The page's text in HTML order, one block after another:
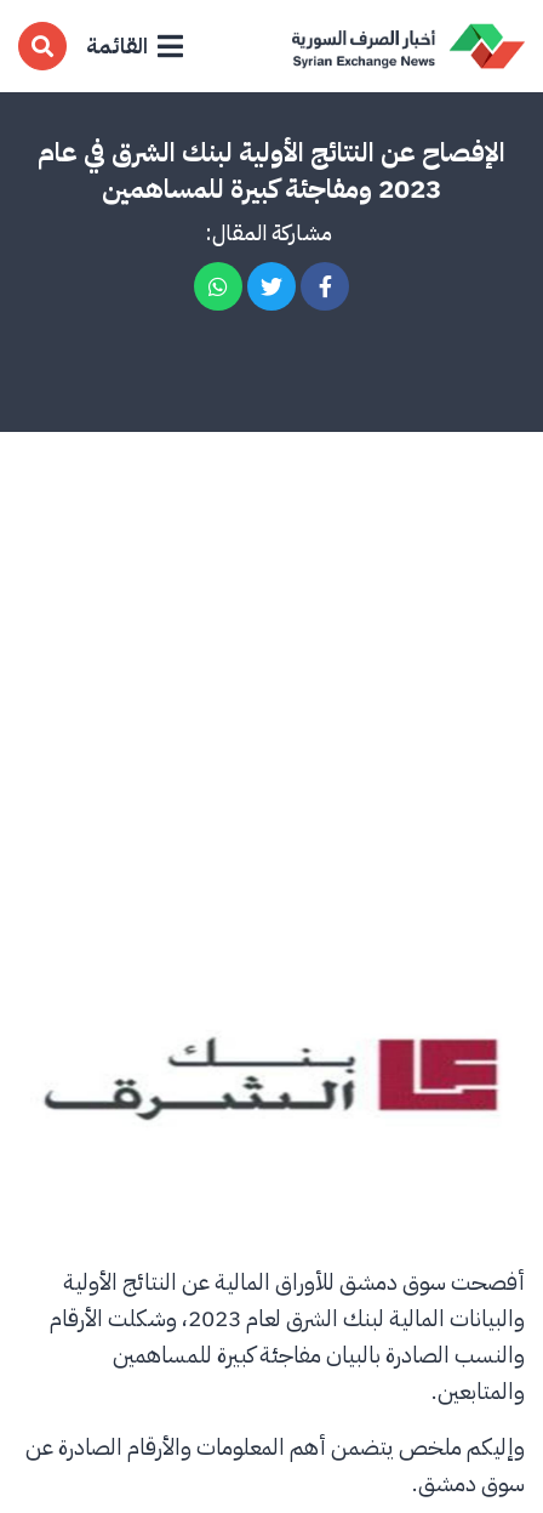
القائمة
الإفصاح عن النتائج الأولية لبنك الشرق في عام
2023 ومفاجئة كبيرة للمساهمين
مشاركة المقال:
أفصحت سوق دمشق للأوراق المالية عن النتائج الأولية
والبيانات المالية لبنك الشرق لعام 2023، وشكلت الأرقام
والنسب الصادرة بالبيان مفاجئة كبيرة للمساهمين
والمتابعين.
وإليكم ملخص يتضمن أهم المعلومات والأرقام الصادرة عن
سوق دمشق.